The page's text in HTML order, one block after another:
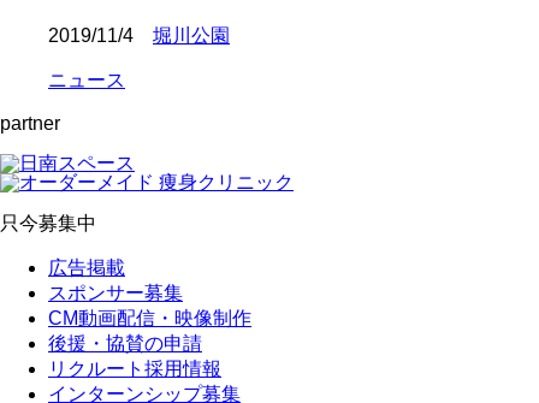
2019/11/4 堀川公園
ニュース
partner
只今募集中
広告掲載
スポンサー募集
CM動画配信・映像制作
後援・協賛の申請
リクルート採用情報
インターンシップ募集